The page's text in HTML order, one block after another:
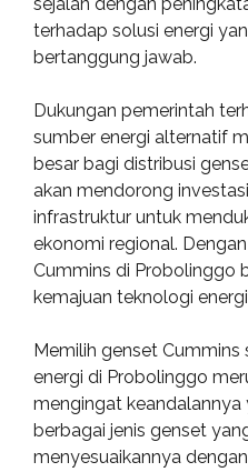
terhadap solusi energi
bertanggung jawab.
Dukungan pemerintah
sumber energi alternatif
besar bagi distribusi
akan mendorong
infrastruktur untuk
ekonomi regional.
Cummins di Probolinggo
kemajuan teknologi
Memilih genset
energi di Probolinggo
mengingat keandalannya
berbagai jenis genset
menyesuaikannya